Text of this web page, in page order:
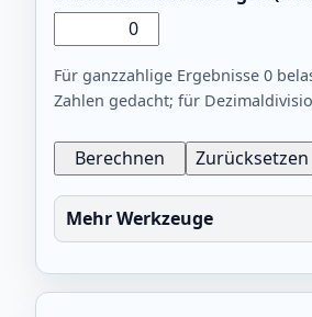
Für ganzzahlige Ergebnisse 0
Zahlen gedacht; für
Berechnen Zurücksetzen
Mehr Werkzeuge